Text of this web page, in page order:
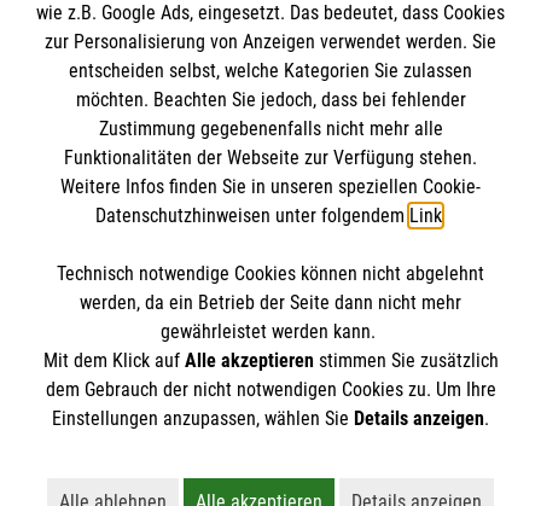
Datenschutz
Kontakt
Barrierefreiheit
Die Malteser
Malteser in Deutschland
Malteserorden
Sharepoint
Spendenkonto
Bank: PAX Bank für Kirche und Caritas eG
IBAN: DE65370601201201213572
BIC: GENODED1PA7
So finden Sie uns
Wildmoosstraße 30
82194 Gröbenzell
Email:malteser.groebenzell@malteser.org
Der Malteser Hilfsdienst e.V. ist als eingetragene
Gewerbesteuer befreit.
wie z.B. Google Ads, eingesetzt. Das bedeutet, dass Cookies
zur Personalisierung von Anzeigen verwendet werden. Sie
entscheiden selbst, welche Kategorien Sie zulassen
möchten. Beachten Sie jedoch, dass bei fehlender
Zustimmung gegebenenfalls nicht mehr alle
Funktionalitäten der Webseite zur Verfügung stehen.
Weitere Infos finden Sie in unseren speziellen Cookie-
Datenschutzhinweisen unter folgendem Link.
Technisch notwendige Cookies können nicht abgelehnt
werden, da ein Betrieb der Seite dann nicht mehr
gewährleistet werden kann.
Mit dem Klick auf Alle akzeptierenstimmen Sie zusätzlich
dem Gebrauch der nicht notwendigen Cookies zu. Um Ihre
Einstellungen anzupassen, wählen Sie Details anzeigen.